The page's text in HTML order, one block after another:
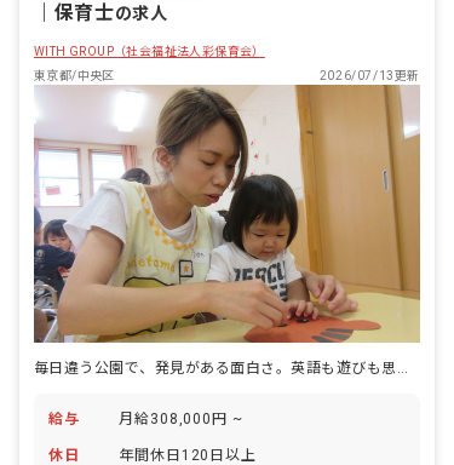
保育士の求人
WITH GROUP（社会福祉法人彩保育会）
東京都/中央区
2026/07/13更新
給与 月給308,000円 ~
休日 年間休日120日以上